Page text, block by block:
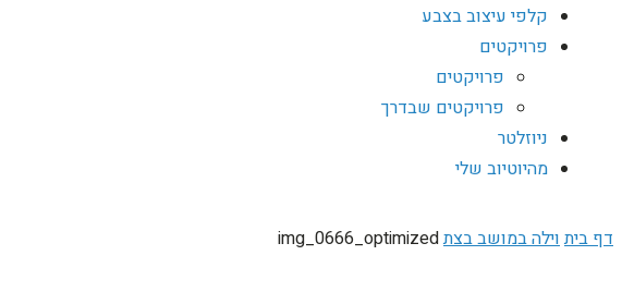
קלפי עיצוב בצבע
פרויקטים
פרויקטים
פרויקטים שבדרך
ניוזלטר
מהיוטיוב שלי
דף ביתוילה במושב בצתimg_0666_optimized